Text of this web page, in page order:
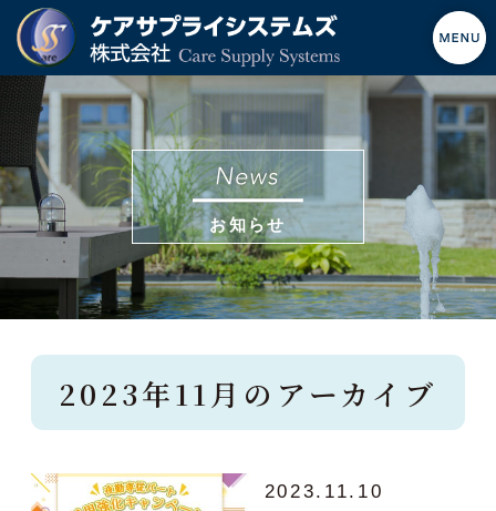
お知らせ
2023年11月のアーカイブ
2023.11.10